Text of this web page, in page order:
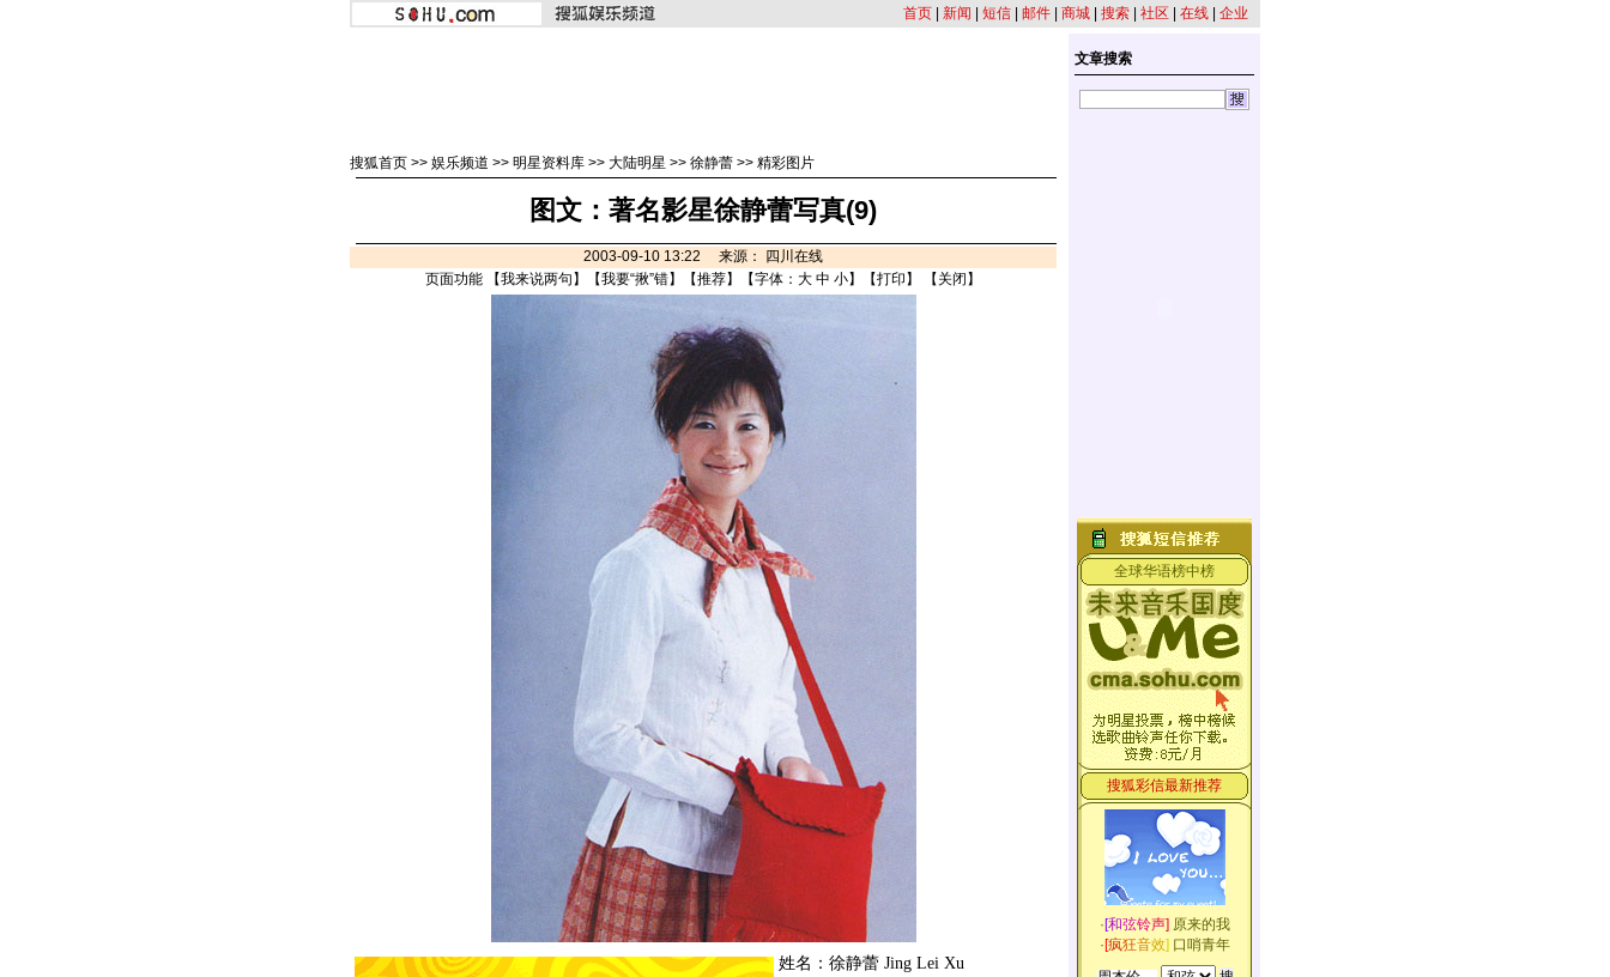
首页 新闻 短信 邮件 商城 搜索 社区 在线 企业
搜狐首页 >> 娱乐频道 >> 明星资料库 >> 大陆明星 >> 徐静蕾 >> 精彩图片
图文：著名影星徐静蕾写真(9)
2003-09-10 13:22 来源： 四川在线
页面功能 【我来说两句 】【我要“揪”错】【推荐】【字体： 大 中 小】【打印 】 【 关闭 】
姓名：徐静蕾 Jing Lei Xu
文章搜索
全球华语榜中榜
搜狐彩信最新推荐
·[和弦铃声] 原来的我
·[疯狂音效] 口哨青年